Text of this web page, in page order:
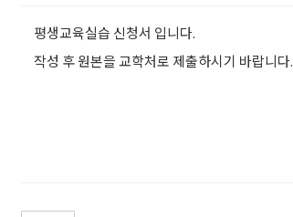
평생교육실습 신청서 입니다.
작성 후 원본을 교학처로 제출하시기 바랍니다.